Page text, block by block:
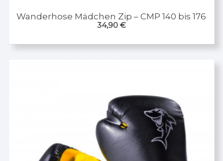
Wanderhose Mädchen Zip – CMP 140 bis 176
34,90 €